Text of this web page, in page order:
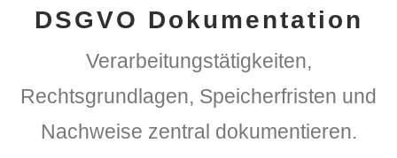
DSGVO Dokumentation
Verarbeitungstätigkeiten,
Rechtsgrundlagen, Speicherfristen und
Nachweise zentral dokumentieren.